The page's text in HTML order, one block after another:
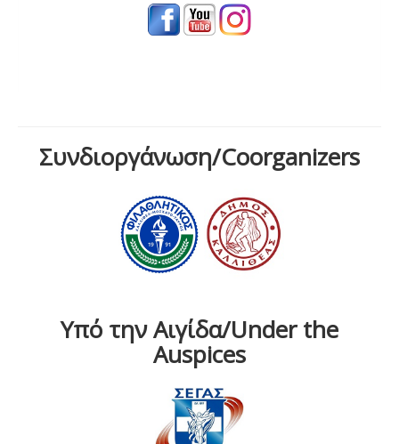
Συνδιοργάνωση/Coorganizers
Υπό την Αιγίδα/Under the
Auspices